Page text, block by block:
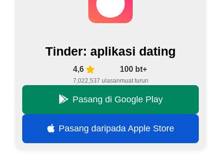
Tinder: aplikasi dating
4,6
7,022,537 ulasan
100 bt+
muat turun
Pasang di Google Play
Pasang daripada Apple Store